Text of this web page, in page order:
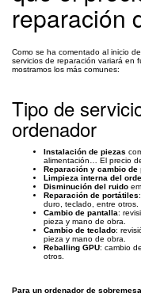
reparación
Como se ha comentado al inicio
servicios de reparación variará en
mostramos los más comunes:
Tipo de
ordenador
Instalación de piezas
alimentación… El precio
Reparación y cambio de
Limpieza interna del
Disminución del ruido
Reparación de portátiles
duro, teclado, entre otros.
Cambio de pantalla:
pieza y mano de obra.
Cambio de teclado:
pieza y mano de obra.
Reballing GPU: cambio
otros.
Para un ordenador de